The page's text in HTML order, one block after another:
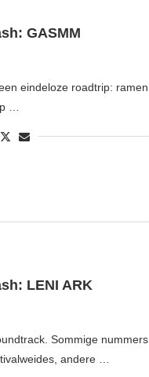
GASMM
eindeloze roadtrip: ramen
…
LENI ARK
Sommige nummers
andere …